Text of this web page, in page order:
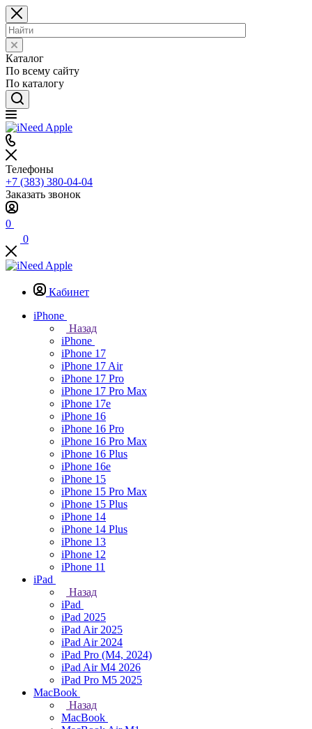
Каталог
По всему сайту
По каталогу
Телефоны
+7 (383) 380-04-04
Заказать звонок
0
0
Кабинет
iPhone
Назад
iPhone
iPhone 17
iPhone 17 Air
iPhone 17 Pro
iPhone 17 Pro Max
iPhone 17e
iPhone 16
iPhone 16 Pro
iPhone 16 Pro Max
iPhone 16 Plus
iPhone 16e
iPhone 15
iPhone 15 Pro Max
iPhone 15 Plus
iPhone 14
iPhone 14 Plus
iPhone 13
iPhone 12
iPhone 11
iPad
Назад
iPad
iPad 2025
iPad Air 2025
iPad Air 2024
iPad Pro (M4, 2024)
iPad Air M4 2026
iPad Pro M5 2025
MacBook
Назад
MacBook